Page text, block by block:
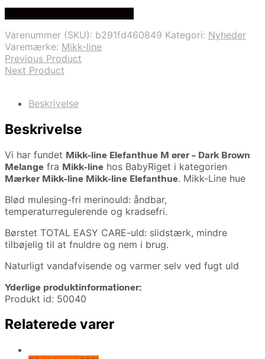
Varenummer (SKU): b291fd460849 Kategori: Nyheder
Varemærke: Mikk-line
Previous Product
Next Product
Beskrivelse
Beskrivelse
Vi har fundet Mikk-line Elefanthue M ører – Dark Brown
Melange fra Mikk-line hos BabyRiget i kategorien
Mærker Mikk-line Mikk-line Elefanthue. Mikk-Line hue
Blød mulesing-fri merinould: åndbar,
temperaturregulerende og kradsefri.
Børstet TOTAL EASY CARE-uld: slidstærk, mindre
tilbøjelig til at fnuldre og nem i brug.
Naturligt vandafvisende og varmer selv ved fugt uld
Yderlige produktinformationer:
Produkt id: 50040
Relaterede varer